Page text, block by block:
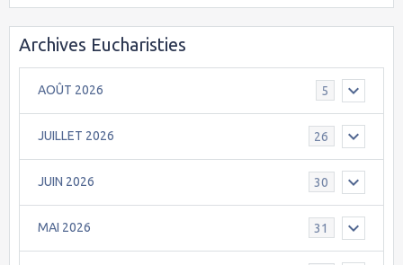
Archives Eucharisties
AOÛT 2026 5
JUILLET 2026 26
JUIN 2026 30
MAI 2026 31